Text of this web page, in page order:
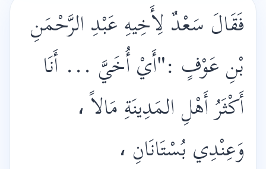
فَقَالَ سَعْدٌ لِأَخِيهِ عَبْدِ الرَّحْمَنِ
بْنِ عَوْفٍ :"أَيْ أُخَيَّ ... أَنَا
أَكْثَرُ أَهْلِ المَدِينَةِ مَالاً ،
وَعِنْدِي بُسْتَانَانِ ،